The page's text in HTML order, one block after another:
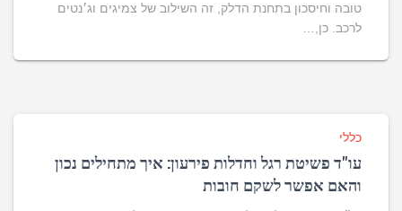
טובה וחיסכון בתחנת הדלק, זה השילוב של צמיגים וג׳נטים
לרכב. כן,…
כללי
עו"ד פשיטת רגל וחדלות פירעון: איך מתחילים נכון
והאם אפשר לשקם חובות